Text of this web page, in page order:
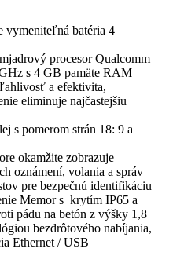
vymeniteľná batéria 4
procesor Qualcomm
s 4 GB pamäte RAM
a efektivita,
eliminuje najčastejšiu
s pomerom strán 18: 9 a
okamžite zobrazuje
oznámení, volania a správ
pre bezpečnú identifikáciu
Memor s krytím IP65 a
pádu na betón z výšky 1,8
bezdrôtového nabíjania,
Ethernet / USB